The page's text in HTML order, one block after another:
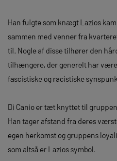
Han fulgte som knægt Lazios
sammen med venner fra
til. Nogle af disse tilhører den
tilhængere, der generelt har
fascistiske og racistiske
Di Canio er tæt knyttet til
Han tager afstand fra deres
egen herkomst og gruppens
som altså er Lazios symbol.